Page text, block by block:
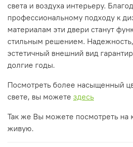
света и воздуха интерьеру.
профессиональному подходу к
материалам эти двери станут
стильным решением.
эстетичный внешний вид
долгие годы.
Посмотреть более насыщенный
свете, вы можете здесь
Так же Вы можете посмотреть на
живую.